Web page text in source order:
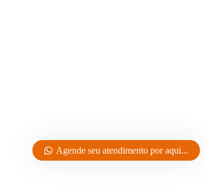
Agende seu atendimento por aqui...